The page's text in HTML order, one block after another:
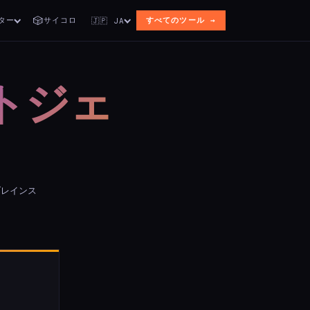
ー 🎲サイコロ 🇯🇵 JA すべてのツール →
ジェ
インス